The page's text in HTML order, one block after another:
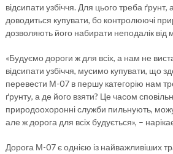
відсипати узбіччя. Для цього треба ґрунт,
доводиться купувати, бо контролюючі
дозволяють його набирати неподалік від
«Будуємо дороги ж для всіх, а нам не
відсипати узбіччя, мусимо купувати, що
перевести М-07 в першу категорію нам
ґрунту, а де його взяти? Це часом
природоохоронні служби пильнують,
але ж дорога для всіх будується», –
Дорога М-07 є однією із найважливіших